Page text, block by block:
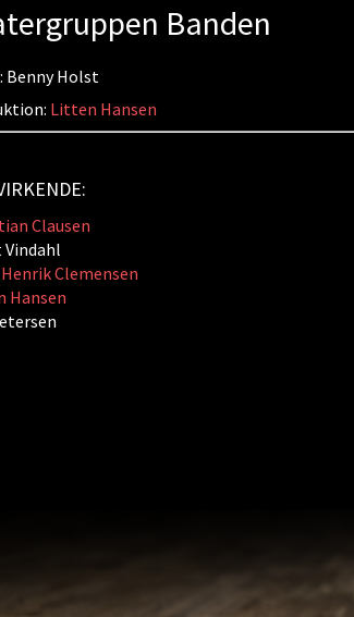
Banden
Benny Holst
Litten Hansen
Clausen
Vindahl
Clemensen
Hansen